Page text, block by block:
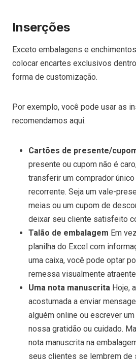
Inserções
Exceto embalagens e
colocar encartes exclusivos
forma de customização.
Por exemplo, você pode usar as
recomendamos aqui.
Cartões de presente/
presente ou cupom não é
transferir um comprador
recorrente. Seja um vale-
meias ou um cupom de
deixar seu cliente satisfeito
Talão de embalagem Em
planilha do Excel com
uma caixa, você pode optar
remessa visualmente
Uma nota manuscrita Hoje,
acostumada a enviar
alguém online ou escrever
nossa gratidão ou cuidado.
nota manuscrita na
seus clientes se lembrem de